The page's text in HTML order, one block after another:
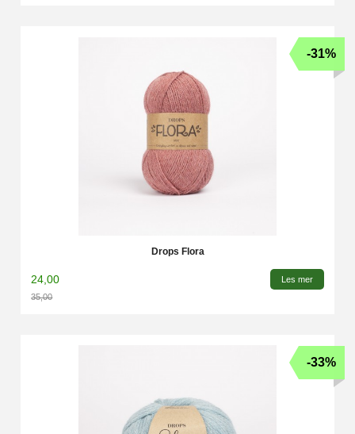
Drops Flora
24,00
35,00
-31%
Les mer
-33%